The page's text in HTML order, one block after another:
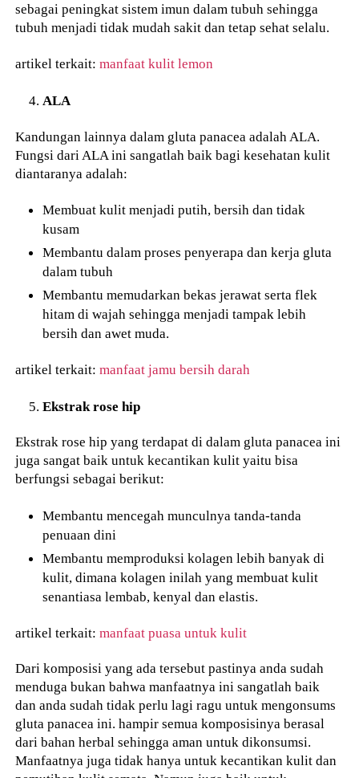
sebagai peningkat sistem imun dalam tubuh sehingga
tubuh menjadi tidak mudah sakit dan tetap sehat selalu.
artikel terkait:manfaat kulit lemon
ALA
Kandungan lainnya dalam gluta panacea adalah ALA.
Fungsi dari ALA ini sangatlah baik bagi kesehatan kulit
diantaranya adalah:
Membuat kulit menjadi putih, bersih dan tidak
kusam
Membantu dalam proses penyerapa dan kerja gluta
dalam tubuh
Membantu memudarkan bekas jerawat serta flek
hitam di wajah sehingga menjadi tampak lebih
bersih dan awet muda.
artikel terkait:manfaat jamu bersih darah
Ekstrak rose hip
Ekstrak rose hip yang terdapat di dalam gluta panacea ini
juga sangat baik untuk kecantikan kulit yaitu bisa
berfungsi sebagai berikut:
Membantu mencegah munculnya tanda-tanda
penuaan dini
Membantu memproduksi kolagen lebih banyak di
kulit, dimana kolagen inilah yang membuat kulit
senantiasa lembab, kenyal dan elastis.
artikel terkait:manfaat puasa untuk kulit
Dari komposisi yang ada tersebut pastinya anda sudah
menduga bukan bahwa manfaatnya ini sangatlah baik
dan anda sudah tidak perlu lagi ragu untuk mengonsums
gluta panacea ini. hampir semua komposisinya berasal
dari bahan herbal sehingga aman untuk dikonsumsi.
Manfaatnya juga tidak hanya untuk kecantikan kulit dan